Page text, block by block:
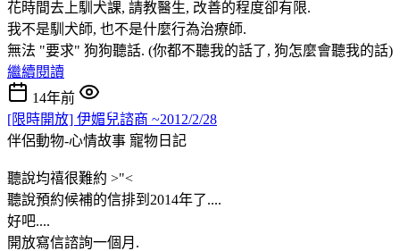
花時間去上馴犬課, 請教醫生, 改善的程度卻有限.
我不是馴犬師, 也不是什麼行為治療師.
無法 "要求" 狗狗聽話. (你都不聽我的話了, 狗怎麼會聽我的話)
繼續閱讀
14年前
[限時開放] 伊媚兒諮商 ~2012/2/28
伴侶動物-心情故事 寵物日記
聽說均禧很難約 >"<
聽說預約候補的信排到2014年了....
好吧....
開放寫信諮詢一個月.